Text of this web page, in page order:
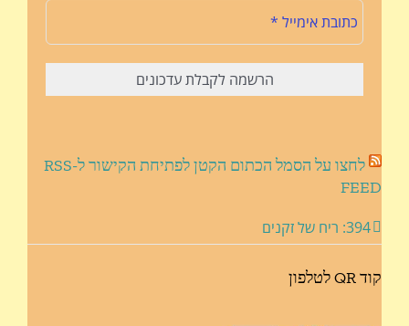
לחצו על הסמל הכתום הקטן לפתיחת הקישור ל-RSS
FEED
394: ריח של זקנים
קוד QR לטלפון